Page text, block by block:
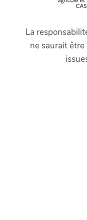
La
ne saurait